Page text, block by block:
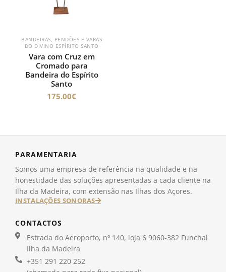
BANDEIRAS, PENDÕES E VARAS
DO DIVINO ESPÍRITO SANTO
Vara com Cruz em
Cromado para
Bandeira do Espírito
Santo
175.00€
PARAMENTARIA
Somos uma empresa de referência na qualidade e na
honestidade das soluções apresentadas a cada cliente na
Ilha da Madeira, com extensão nas Ilhas dos Açores.
INSTALAÇÕES SONORAS
CONTACTOS
Estrada do Aeroporto, nº 140, loja 6 9060-382 Funchal
Ilha da Madeira
+351 291 220 252